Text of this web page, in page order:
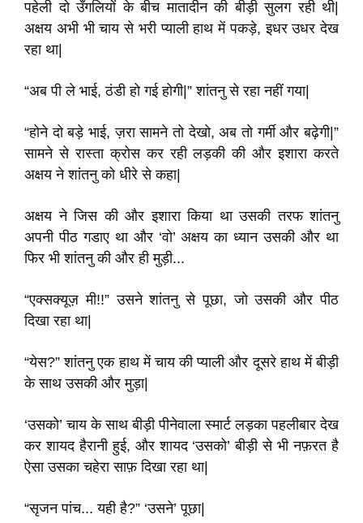
पहेली दो उँगलियों के बीच मातादीन की बीड़ी सुलग रही थी|
अक्षय अभी भी चाय से भरी प्याली हाथ में पकड़े, इधर उधर देख
रहा था|
“अब पी ले भाई, ठंडी हो गई होगी|” शांतनु से रहा नहीं गया|
“होने दो बड़े भाई, ज़रा सामने तो देखो, अब तो गर्मी और बढ़ेगी|”
सामने से रास्ता क्रोस कर रही लड़की की और इशारा करते
अक्षय ने शांतनु को धीरे से कहा|
अक्षय ने जिस की और इशारा किया था उसकी तरफ शांतनु
अपनी पीठ गडाए था और ‘वो’ अक्षय का ध्यान उसकी और था
फिर भी शांतनु की और ही मुड़ी...
“एक्सक्यूज़ मी!!” उसने शांतनु से पूछा, जो उसकी और पीठ
दिखा रहा था|
“येस?” शांतनु एक हाथ में चाय की प्याली और दूसरे हाथ में बीड़ी
के साथ उसकी और मुड़ा|
‘उसको’ चाय के साथ बीड़ी पीनेवाला स्मार्ट लड़का पहलीबार देख
कर शायद हैरानी हुई, और शायद ‘उसको’ बीड़ी से भी नफ़रत है
ऐसा उसका चहेरा साफ़ दिखा रहा था|
“सृजन पांच... यही है?” ‘उसने’ पूछा|